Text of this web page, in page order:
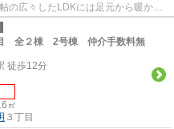
の広々したLDKには足元から暖かい
りタオル類...
目 全２棟 2号棟 仲介手数料無
徒歩12分
㎡
３丁目